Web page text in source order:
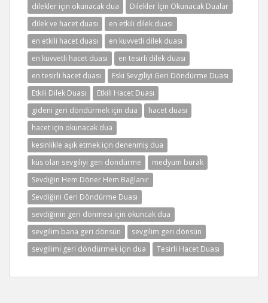
dilekler için okunacak dua
Dilekler İçin Okunacak Dualar
dilek ve hacet duası
en etkili dilek duası
en etkili hacet duası
en kuvvetli dilek duası
en kuvvetli hacet duası
en tesirli dilek duası
en tesirli hacet duası
Eski Sevgiliyi Geri Döndürme Duası
Etkili Dilek Duası
Etkili Hacet Duası
gideni geri döndürmek için dua
hacet duası
hacet için okunacak dua
kesinlikle aşık etmek için denenmiş dua
küs olan sevgiliyi geri döndürme
medyum burak
Sevdiğin Hem Döner Hem Bağlanır
Sevdiğini Geri Döndürme Duası
sevdiğinin geri dönmesi için okuncak dua
sevgilim bana geri dönsün
sevgilim geri dönsün
sevgilimi geri döndürmek için dua
Tesirli Hacet Duası